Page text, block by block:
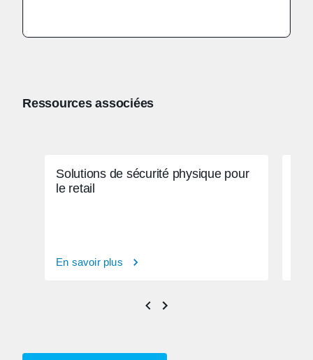
Ressources associées
Solutions de sécurité physique pour
le retail
En savoir plus